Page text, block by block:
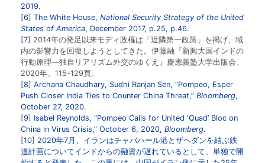
2019.
6
The White House, National Security Strategy of the United
States of America, December 2017, p.25, p.46.
7
2014年の発足以来モディ政権は「近隣第一政策」を掲げ、域
内の影響力を回復しようとしてきた。伊藤融『新興大国インドの
行動原理―独自リアリズム外交のゆくえ』慶應義塾大学出版会、
2020年、115-129頁。
8
Archana Chaudhary, Sudhi Ranjan Sen, “Pompeo, Esper
Push Closer India Ties to Counter China Threat,” Bloomberg,
October 27, 2020.
9
Isabel Reynolds, “Pompeo Calls for United ‘Quad’ Bloc on
China in Virus Crisis,” October 6, 2020, Bloomberg.
10
2020年7月、イランはチャバハール港とザヘダンを結ぶ鉄
道計画についてインドからの融資が遅れているとして、単独で開